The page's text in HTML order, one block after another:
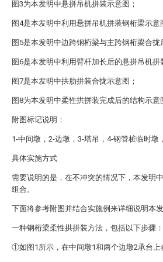
图3为本发明中悬拼吊机拼装示意图；
图4是本发明中利用悬拼吊机拼装钢桁梁示意
图5是本发明中边跨钢桁梁与主跨钢桁梁合拢
图6是本发明中利用臂杆加长后的悬拼吊机拼
图7是本发明中拱肋拼装合拢示意图；
图8为本发明中柔性拱拼装完成后的结构示意
附图标记说明：
1-中间墩，2-边墩，3-塔吊，4-钢管桩临时墩
具体实施方式
需要说明的是，在不冲突的情况下，本发明
组合。
下面将参考附图并结合实施例来详细说明本发
一种钢桁梁柔性拱拼装方法，包括以下步骤：
①如图1所示，在中间墩1和两个边墩2承台上